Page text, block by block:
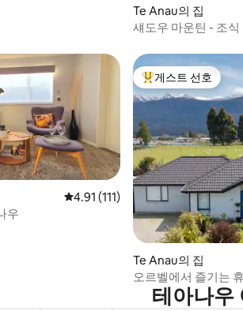
Te Anau의 집
섀도우 마운틴 - 조식
평점 4.91점(5점 만점), 후기 111개
4.91 (111)
우
상위 게스트 선호
게스트 선호
Te Anau의 집
오르벨에서 즐기는
테아나우